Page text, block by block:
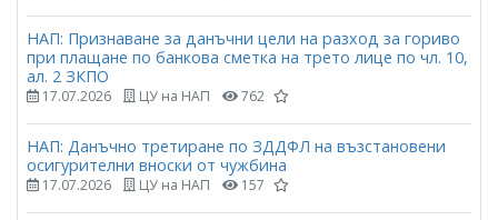
НАП: Признаване за данъчни цели на разход за гориво
при плащане по банкова сметка на трето лице по чл. 10,
ал. 2 ЗКПО
17.07.2026 ЦУ на НАП 762
НАП: Данъчно третиране по ЗДДФЛ на възстановени
осигурителни вноски от чужбина
17.07.2026 ЦУ на НАП 157